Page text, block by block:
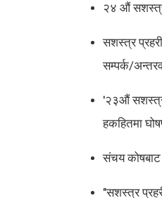
२४ औं सशस्त्र
सशस्त्र
सम्पर्क/
'२३औं सशस्त्र
हकहितमा
संचय कोषबाट
"सशस्त्र